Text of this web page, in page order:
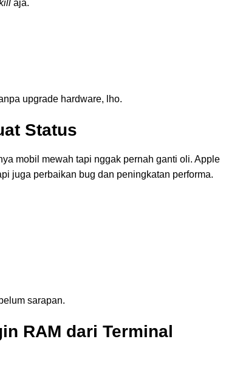
aja.
upgrade hardware, lho.
Status
mobil mewah tapi nggak pernah ganti oli. Apple
juga perbaikan bug dan peningkatan performa.
sarapan.
RAM dari Terminal